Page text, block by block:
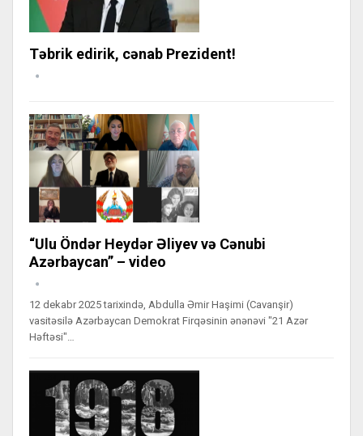
Təbrik edirik, cənab Prezident!
“Ulu Öndər Heydər Əliyev və Cənubi
Azərbaycan” – video
12 dekabr 2025 tarixində, Abdulla Əmir Haşimi (Cavanşir)
vasitəsilə Azərbaycan Demokrat Firqəsinin ənənəvi "21 Azər
Həftəsi"…